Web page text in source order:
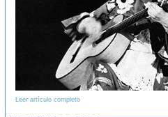
Leer artículo completo